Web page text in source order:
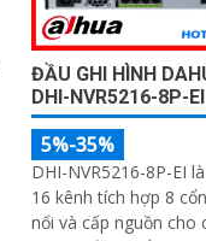
ĐẦU GHI HÌNH
DHI-NVR5216-8P-EI
5%-35%
DHI-NVR5216-8P-EI
16 kênh tích hợp 8
nối và cấp nguồn cho